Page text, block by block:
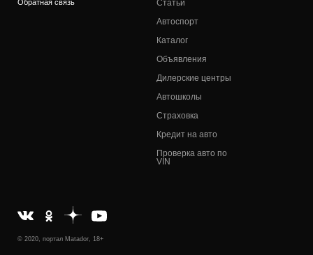
Обратная связь
Статьи
Автоспорт
Каталог
Объявления
Дилерские центры
Автошколы
Страховка
Кредит на авто
Проверка авто по
VIN
© 2020, портал Matador, 18+